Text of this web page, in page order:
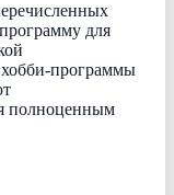
для
программы
полноценным